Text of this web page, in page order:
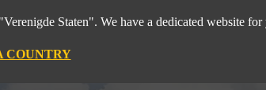
Staten". We have a dedicated website
COUNTRY